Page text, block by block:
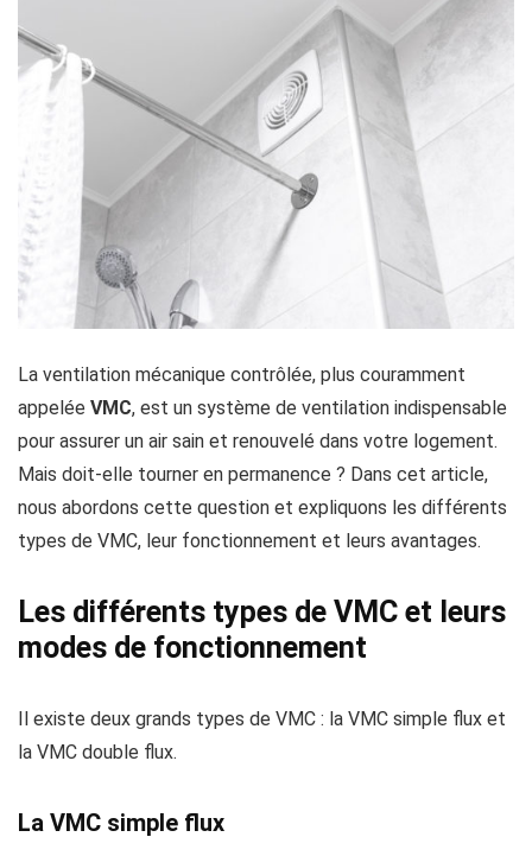
La ventilation mécanique contrôlée, plus couramment
appelée VMC, est un système de ventilation indispensable
pour assurer un air sain et renouvelé dans votre logement.
Mais doit-elle tourner en permanence ? Dans cet article,
nous abordons cette question et expliquons les différents
types de VMC, leur fonctionnement et leurs avantages.
Les différents types de VMC et leurs
modes de fonctionnement
Il existe deux grands types de VMC : la VMC simple flux et
la VMC double flux.
La VMC simple flux